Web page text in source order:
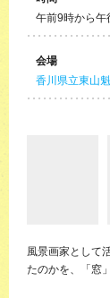
午前9時から午
会場
香川県立東山
風景画家として
たのかを、「窓